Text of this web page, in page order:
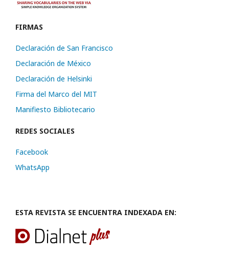
FIRMAS
Declaración de San Francisco
Declaración de México
Declaración de Helsinki
Firma del Marco del MIT
Manifiesto Bibliotecario
REDES SOCIALES
Facebook
WhatsApp
ESTA REVISTA SE ENCUENTRA INDEXADA EN: